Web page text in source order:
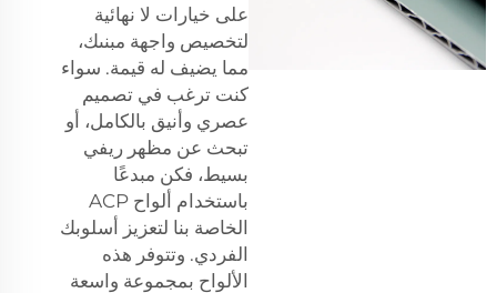
على خيارات لا نهائية
لتخصيص واجهة مبنىك،
مما يضيف له قيمة. سواء
كنت ترغب في تصميم
عصري وأنيق بالكامل، أو
تبحث عن مظهر ريفي
بسيط، فكن مبدعًا
باستخدام ألواح ACP
الخاصة بنا لتعزيز أسلوبك
الفردي. وتتوفر هذه
الألواح بمجموعة واسعة